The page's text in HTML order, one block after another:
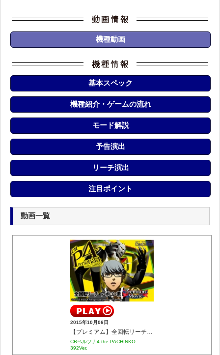
機種動画
基本スペック
機種紹介・ゲームの流れ
モード解説
予告演出
リーチ演出
注目ポイント
動画一覧
2015年10月06日
【プレミアム】全回転リーチ アポロン君
CRペルソナ4 the PACHINKO
392Ver.